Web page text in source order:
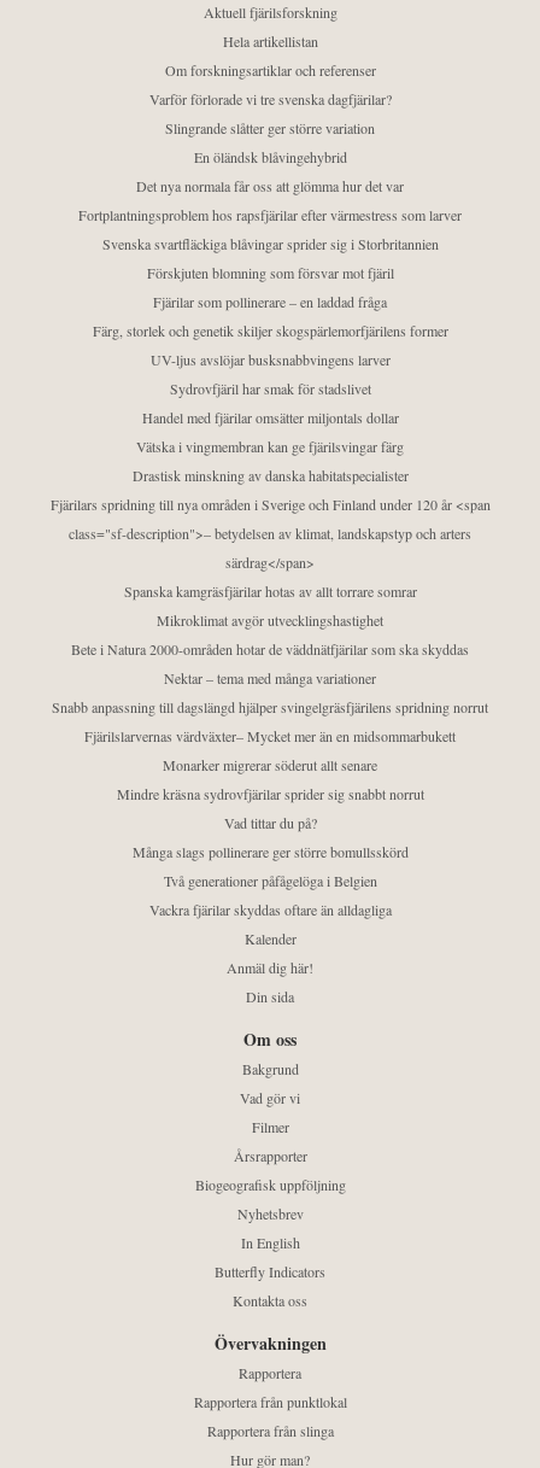
Aktuell fjärilsforskning
Hela artikellistan
Om forskningsartiklar och referenser
Varför förlorade vi tre svenska dagfjärilar?
Slingrande slåtter ger större variation
En öländsk blåvingehybrid
Det nya normala får oss att glömma hur det var
Fortplantningsproblem hos rapsfjärilar efter värmestress som larver
Svenska svartfläckiga blåvingar sprider sig i Storbritannien
Förskjuten blomning som försvar mot fjäril
Fjärilar som pollinerare – en laddad fråga
Färg, storlek och genetik skiljer skogspärlemorfjärilens former
UV-ljus avslöjar busksnabbvingens larver
Sydrovfjäril har smak för stadslivet
Handel med fjärilar omsätter miljontals dollar
Vätska i vingmembran kan ge fjärilsvingar färg
Drastisk minskning av danska habitatspecialister
Fjärilars spridning till nya områden i Sverige och Finland under 120 år <span
class="sf-description">– betydelsen av klimat, landskapstyp och arters
särdrag</span>
Spanska kamgräsfjärilar hotas av allt torrare somrar
Mikroklimat avgör utvecklingshastighet
Bete i Natura 2000-områden hotar de väddnätfjärilar som ska skyddas
Nektar – tema med många variationer
Snabb anpassning till dagslängd hjälper svingelgräsfjärilens spridning norrut
Fjärilslarvernas värdväxter– Mycket mer än en midsommarbukett
Monarker migrerar söderut allt senare
Mindre kräsna sydrovfjärilar sprider sig snabbt norrut
Vad tittar du på?
Många slags pollinerare ger större bomullsskörd
Två generationer påfågelöga i Belgien
Vackra fjärilar skyddas oftare än alldagliga
Kalender
Anmäl dig här!
Din sida
Om oss
Bakgrund
Vad gör vi
Filmer
Årsrapporter
Biogeografisk uppföljning
Nyhetsbrev
In English
Butterfly Indicators
Kontakta oss
Övervakningen
Rapportera
Rapportera från punktlokal
Rapportera från slinga
Hur gör man?